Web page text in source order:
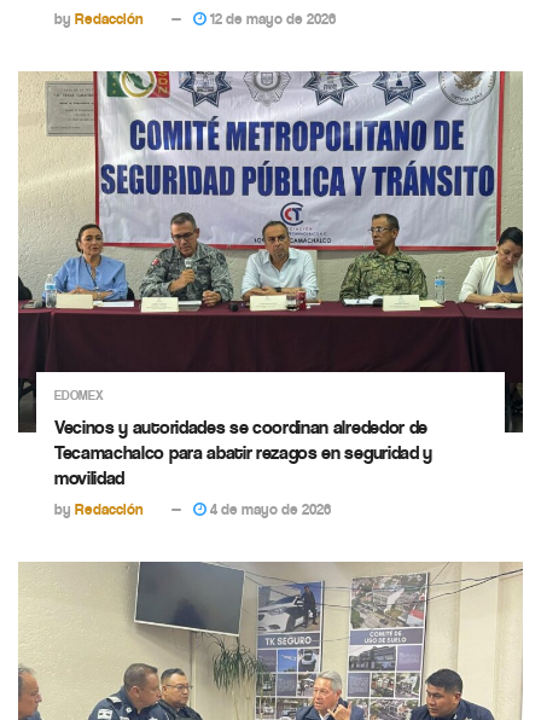
by Redacción 12 de mayo de 2026
EDOMEX
Vecinos y autoridades se coordinan alrededor de
Tecamachalco para abatir rezagos en seguridad y
movilidad
by Redacción 4 de mayo de 2026